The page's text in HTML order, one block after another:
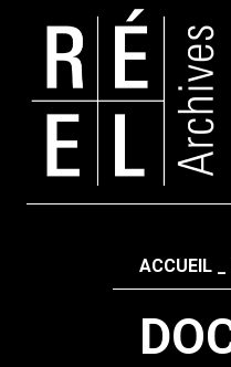
Fil d'ariane
ACCUEIL